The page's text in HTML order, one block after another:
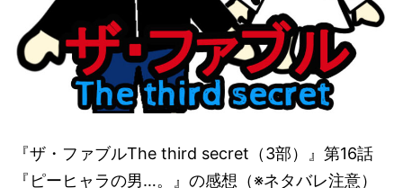
『ザ・ファブルThe third secret（3部）』第16話
『ピーヒャラの男…。』の感想（※ネタバレ注意）